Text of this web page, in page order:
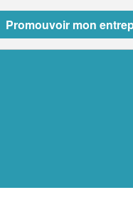
Promouvoir mon